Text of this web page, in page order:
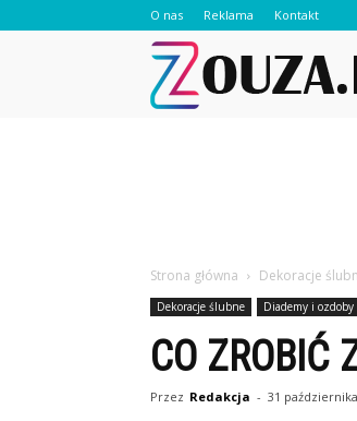
O nas Reklama Kontakt
Strona główna Dekoracje
Dekoracje ślubne Diademy i
CO ZROBIĆ
Przez Redakcja - 31